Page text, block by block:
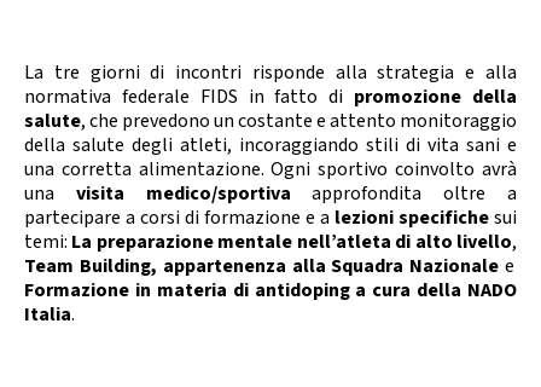
Calendario Gare Media
La tre giorni di incontri risponde alla strategia e alla
normativa federale FIDS in fatto di promozione della
salute, che prevedono un costante e attento monitoraggio
della salute degli atleti, incoraggiando stili di vita sani e
una corretta alimentazione. Ogni sportivo coinvolto avrà
una visita medico/sportiva approfondita oltre a
partecipare a corsi di formazione e a lezioni specifichesui
temi: La preparazione mentale nell’atleta di alto livello,
Team Building, appartenenza alla Squadra Nazionalee
Formazione in materia di antidoping a cura della NADO
Italia.